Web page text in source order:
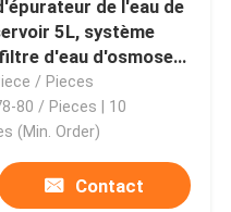
de l'eau
de l'eau
de l'eau de
5L, système
d'eau d'osmose
/ Pieces
80 / Pieces | 10
(Min. Order)
Contact